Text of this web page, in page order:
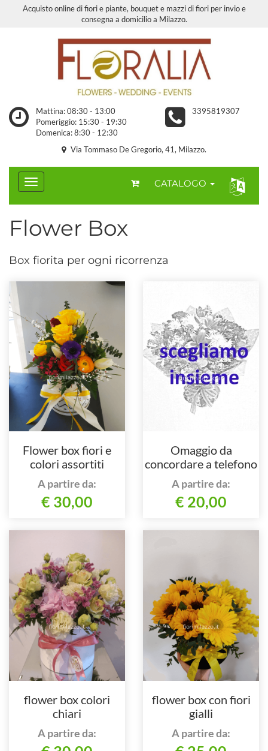
Acquisto online di fiori e piante, bouquet e mazzi di fiori per invio e
consegna a domicilio a Milazzo.
Mattina: 08:30 - 13:00
Pomeriggio: 15:30 - 19:30
Domenica: 8:30 - 12:30
3395819307
Via Tommaso De Gregorio, 41, Milazzo.
CATALOGO
Flower Box
Box fiorita per ogni ricorrenza
Flower box fiori e
colori assortiti
A partire da:
€ 30,00
Omaggio da
concordare a telefono
al nostro numero
A partire da:
€ 20,00
flower box colori
chiari
A partire da:
flower box con fiori
gialli
A partire da: